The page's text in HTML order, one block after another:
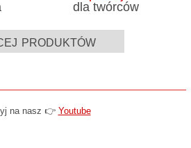
dla twórców
produktów
na nasz 👉 Youtube